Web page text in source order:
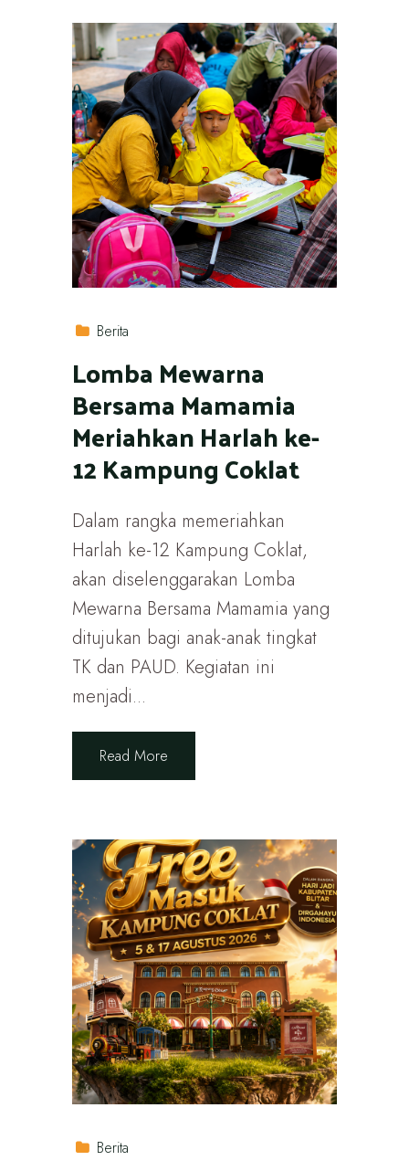
Berita
Lomba Mewarna
Bersama Mamamia
Meriahkan Harlah ke-
12 Kampung Coklat
Dalam rangka memeriahkan
Harlah ke-12 Kampung Coklat,
akan diselenggarakan Lomba
Mewarna Bersama Mamamia yang
ditujukan bagi anak-anak tingkat
TK dan PAUD. Kegiatan ini
menjadi...
Read More
Berita